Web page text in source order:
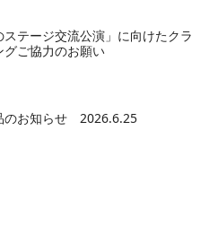
ステージ交流公演」に向けたクラ
ご協力のお願い
のお知らせ 2026.6.25